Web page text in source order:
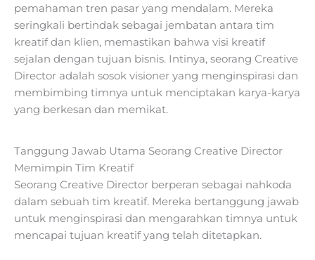
pemahaman tren pasar yang mendalam. Mereka
seringkali bertindak sebagai jembatan antara tim
kreatif dan klien, memastikan bahwa visi kreatif
sejalan dengan tujuan bisnis. Intinya, seorang Creative
Director adalah sosok visioner yang menginspirasi dan
membimbing timnya untuk menciptakan karya-karya
yang berkesan dan memikat.
Tanggung Jawab Utama Seorang Creative Director
Memimpin Tim Kreatif
Seorang Creative Director berperan sebagai nahkoda
dalam sebuah tim kreatif. Mereka bertanggung jawab
untuk menginspirasi dan mengarahkan timnya untuk
mencapai tujuan kreatif yang telah ditetapkan.